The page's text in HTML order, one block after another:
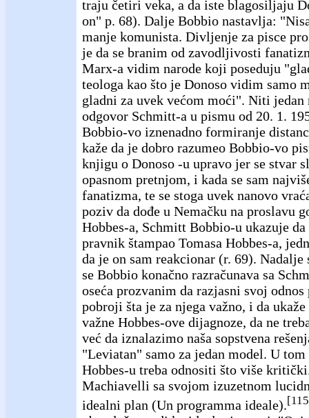
traju četiri veka, a da iste blagosiljaju
on" p. 68). Dalje Bobbio nastavlja:
manje komunista. Divljenje za pisce
je da se branim od zavodljivosti
Marx-a vidim narode koji poseduju
teologa kao što je Donoso vidim samo
gladni za uvek većom moći". Niti
odgovor Schmitt-a u pismu od 20. 1.
Bobbio-vo iznenadno formiranje
kaže da je dobro razumeo Bobbio-vo
knjigu o Donoso -u upravo jer se stvar
opasnom pretnjom, i kada se sam
fanatizma, te se stoga uvek nanovo
poziv da dođe u Nemačku na proslavu
Hobbes-a, Schmitt Bobbio-u ukazuje
pravnik štampao Tomasa Hobbes-a,
da je on sam reakcionar (r. 69).
se Bobbio konačno razračunava sa
oseća prozvanim da razjasni svoj odnos
pobroji šta je za njega važno, i da ukaže
važne Hobbes-ove dijagnoze, da ne
već da iznalazimo naša sopstvena
"Leviatan" samo za jedan model. U
Hobbes-u treba odnositi što više
Machiavelli sa svojom izuzetnom
idealni plan (Un programma ideale).